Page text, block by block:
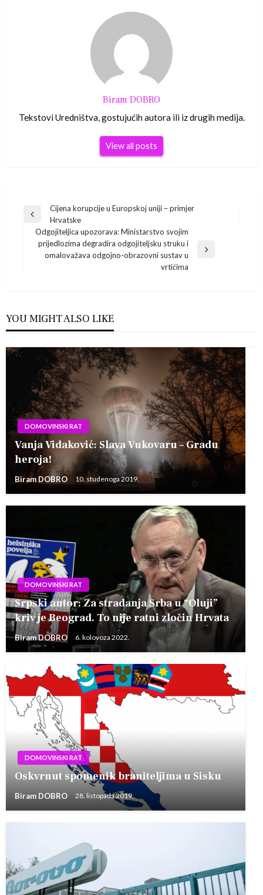
Biram DOBRO
Tekstovi Uredništva, gostujućih autora ili iz drugih medija.
View all posts
Navigacija
objava
Previous
Post
Cijena korupcije u Europskoj uniji – primjer
Hrvatske
Next
Odgojiteljica upozorava: Ministarstvo svojim
prijedlozima degradira odgojiteljsku struku i
omalovažava odgojno-obrazovni sustav u
vrtićima
YOU MIGHT ALSO LIKE
DOMOVINSKI RAT
Vanja Vidaković: Slava Vukovaru – Gradu
heroja!
Biram DOBRO 10. studenoga 2019.
DOMOVINSKI RAT
Srpski autor: Za stradanja Srba u “Oluji”
kriv je Beograd. To nije ratni zločin Hrvata
Biram DOBRO 6. kolovoza 2022.
DOMOVINSKI RAT
Oskvrnut spomenik braniteljima u Sisku
Biram DOBRO 28. listopada 2019.